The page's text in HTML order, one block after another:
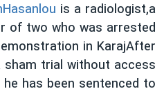
is a radiologist,a
of two who was arrested
in KarajAfter
trial without access
has been sentenced to